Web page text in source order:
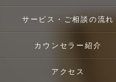
サービス・ご相談の流れ
カウンセラー紹介
アクセス